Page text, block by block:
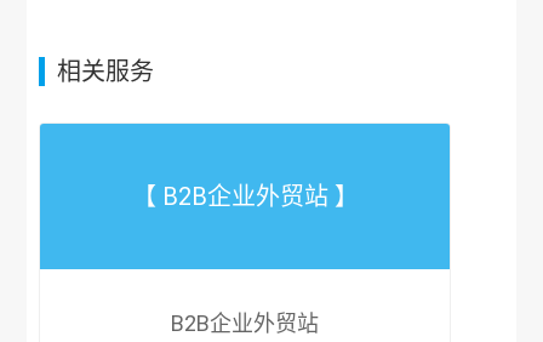
相关服务
【 B2B企业外贸站 】
B2B企业外贸站